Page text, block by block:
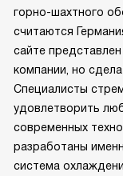
горно-шахтного
считаются
сайте
компании, но
Специалисты
удовлетворить
современных
разработаны
система